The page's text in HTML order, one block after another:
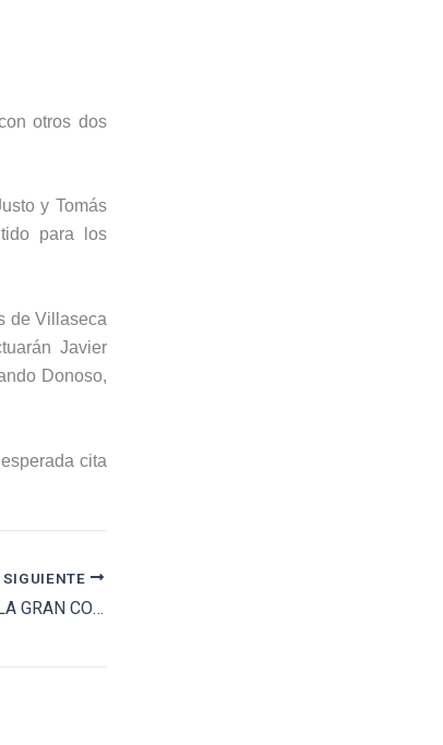
otros dos
yTomás
para los
deVillaseca
Javier
Donoso,
cita
SIGUIENTE
CARTEL DE LUJO PARA LA GRAN CORRIDA MONUMENTAL EN PACHUCA